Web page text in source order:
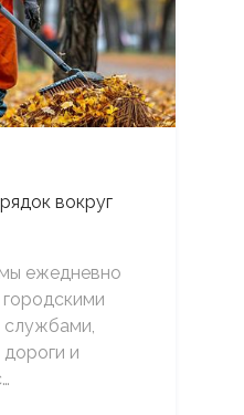
вокруг
ежедневно
службами,
и